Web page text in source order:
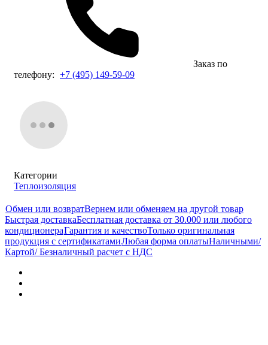
Заказ по
телефону: +7 (495) 149-59-09
Категории
Теплоизоляция
Обмен или возвратВернем или обменяем на другой товар
Быстрая доставкаБесплатная доставка от 30.000 или любого
кондиционераГарантия и качествоТолько оригинальная
продукция с сертификатамиЛюбая форма оплатыНаличными/
Картой/ Безналичный расчет с НДС